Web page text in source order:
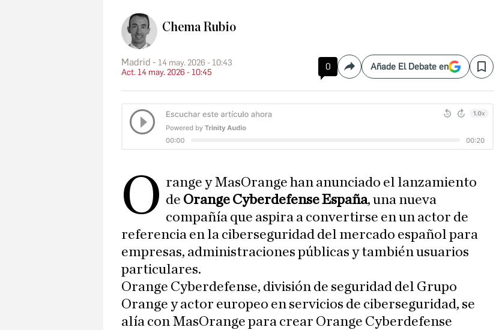
Chema Rubio
Madrid
14 may. 2026 - 10:43
Act. 14 may. 2026 - 10:45
0 CompartirAñade El Debate en Save
O range y MasOrange han anunciado el lanzamiento
de Orange Cyberdefense España, una nueva
compañía que aspira a convertirse en un actor de
referencia en la ciberseguridad del mercado español para
empresas, administraciones públicas y también usuarios
particulares.
Orange Cyberdefense, división de seguridad del Grupo
Orange y actor europeo en servicios de ciberseguridad, se
alía con MasOrange para crear Orange Cyberdefense